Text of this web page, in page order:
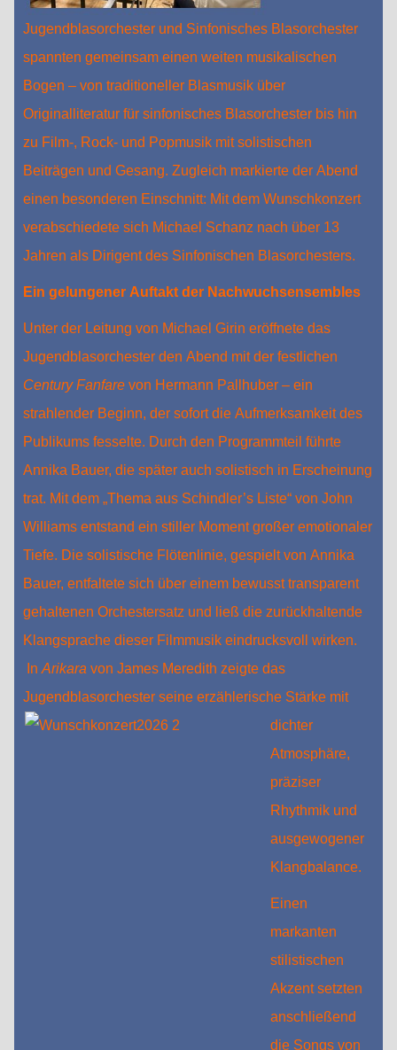
Jugendblasorchester und Sinfonisches Blasorchester
spannten gemeinsam einen weiten musikalischen
Bogen – von traditioneller Blasmusik über
Originalliteratur für sinfonisches Blasorchester bis hin
zu Film-, Rock- und Popmusik mit solistischen
Beiträgen und Gesang. Zugleich markierte der Abend
einen besonderen Einschnitt: Mit dem Wunschkonzert
verabschiedete sich Michael Schanz nach über 13
Jahren als Dirigent des Sinfonischen Blasorchesters.
Ein gelungener Auftakt der Nachwuchsensembles
Unter der Leitung von Michael Girin eröffnete das
Jugendblasorchester den Abend mit der festlichen
Century Fanfare von Hermann Pallhuber – ein
strahlender Beginn, der sofort die Aufmerksamkeit des
Publikums fesselte. Durch den Programmteil führte
Annika Bauer, die später auch solistisch in Erscheinung
trat. Mit dem „Thema aus Schindler’s Liste“ von John
Williams entstand ein stiller Moment großer emotionaler
Tiefe. Die solistische Flötenlinie, gespielt von Annika
Bauer, entfaltete sich über einem bewusst transparent
gehaltenen Orchestersatz und ließ die zurückhaltende
Klangsprache dieser Filmmusik eindrucksvoll wirken.
InArikara von James Meredith zeigte das
Jugendblasorchester seine erzählerische Stärke mit
dichter
Atmosphäre,
präziser
Rhythmik und
ausgewogener
Klangbalance.
Einen
markanten
stilistischen
Akzent setzten
anschließend
die Songs von